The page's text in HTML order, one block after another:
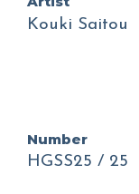
Kouki Saitou
Number
HGSS25 / 25